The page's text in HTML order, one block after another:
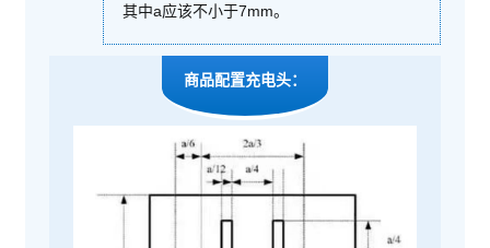
其中a应该不小于7mm。
商品配置充电头：